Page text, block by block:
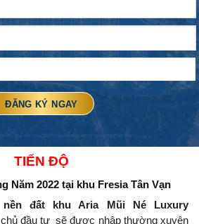
TIẾN ĐỘ
Năm 2022 tại khu Fresia Tân Vạn
đất khu Aria Mũi Né Luxury
chủ đầu tư sẽ được nhập thường xuyên